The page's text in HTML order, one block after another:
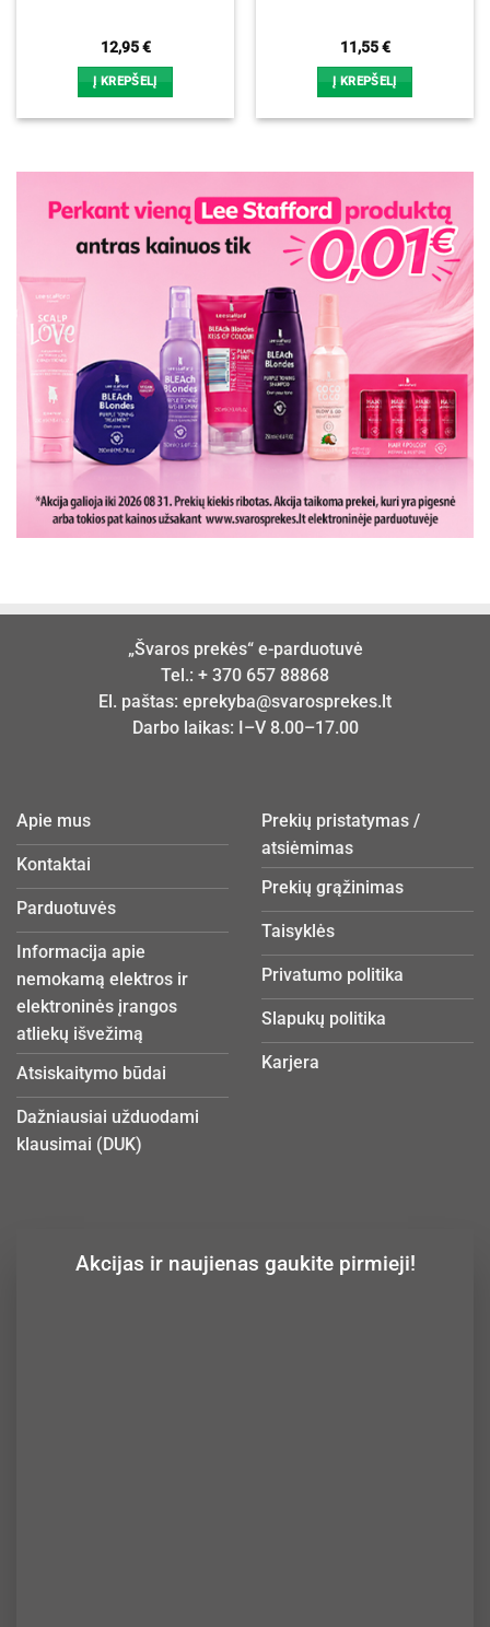
12,95€
Į KREPŠELĮ
11,55€
Į KREPŠELĮ
„Švaros prekės“ e-parduotuvė
Tel.: + 370 657 88868
El. paštas: eprekyba@svarosprekes.lt
Darbo laikas: I–V 8.00–17.00
Apie mus
Kontaktai
Parduotuvės
Informacija apie
nemokamą elektros ir
elektroninės įrangos
atliekų išvežimą
Atsiskaitymo būdai
Dažniausiai užduodami
klausimai (DUK)
Prekių pristatymas /
atsiėmimas
Prekių grąžinimas
Taisyklės
Privatumo politika
Slapukų politika
Karjera
Akcijas ir naujienas gaukite pirmieji!